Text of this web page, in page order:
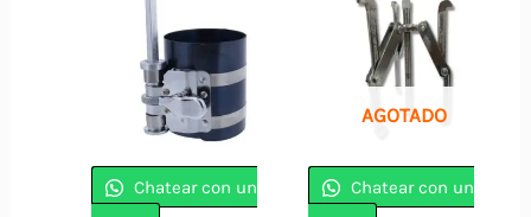
Chatear con un
AGOTADO
Chatear con un